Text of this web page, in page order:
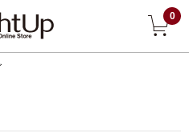
0
すべて見る アウター